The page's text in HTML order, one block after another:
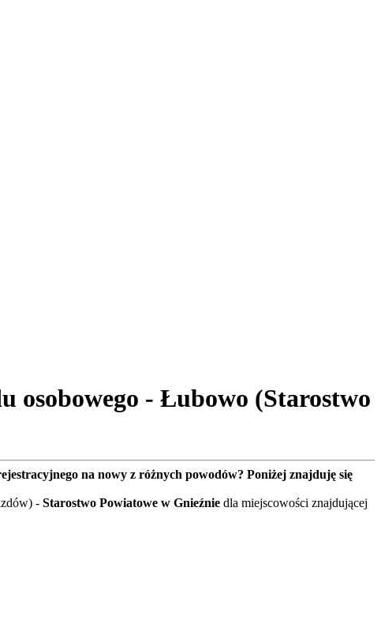
osobowego - Łubowo (Starostwo
na nowy z różnych powodów? Poniżej znajduję się
- Starostwo Powiatowe w Gnieźnie dla miejscowości znajdującej